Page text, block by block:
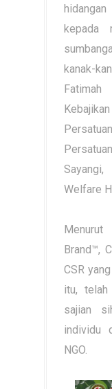
kepada
kanak-
Welfare
Brand™,
CSR
itu,
sajian
individu
NGO.